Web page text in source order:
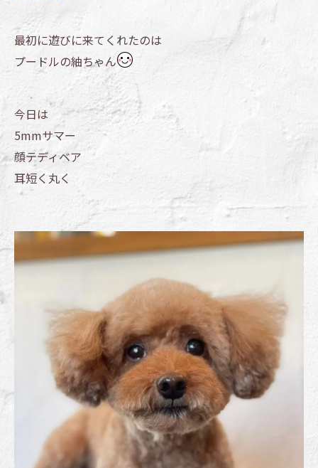
最初に遊びに来てくれたのは
プードルの紬ちゃん
今日は
5mmサマー
顔テディベア
耳短く丸く